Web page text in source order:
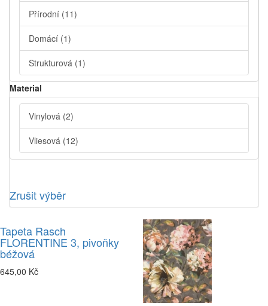
Přírodní (11)
Domácí (1)
Strukturová (1)
Material
Vinylová (2)
Vliesová (12)
Zrušit výběr
Tapeta Rasch
FLORENTINE 3, pivoňky
béžová
645,00 Kč